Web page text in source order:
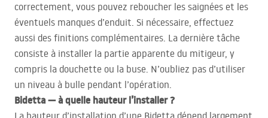
correctement, vous pouvez reboucher les saignées et les
éventuels manques d’enduit. Si nécessaire, effectuez
aussi des finitions complémentaires. La dernière tâche
consiste à installer la partie apparente du mitigeur, y
compris la douchette ou la buse. N’oubliez pas d’utiliser
un niveau à bulle pendant l’opération.
Bidetta — à quelle hauteur l’installer ?